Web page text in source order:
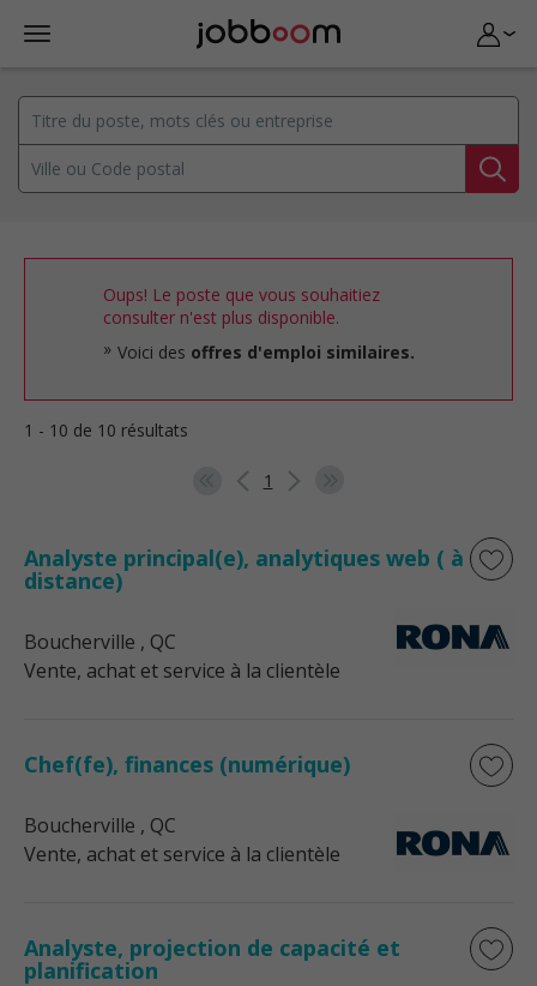
Oups! Le poste que vous souhaitiez
consulter n'est plus disponible.
Voici des offres d'emploi similaires.
1 - 10 de 10 résultats
1
Analyste principal(e), analytiques web ( à
distance)
Boucherville , QC
Vente, achat et service à la clientèle
Chef(fe), finances (numérique)
Boucherville , QC
Vente, achat et service à la clientèle
Analyste, projection de capacité et
planification